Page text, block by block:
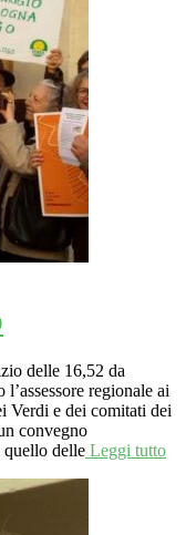
delle 16,52 da
regionale ai
Verdi e dei comitati dei
convegno
quello delle Leggi tutto